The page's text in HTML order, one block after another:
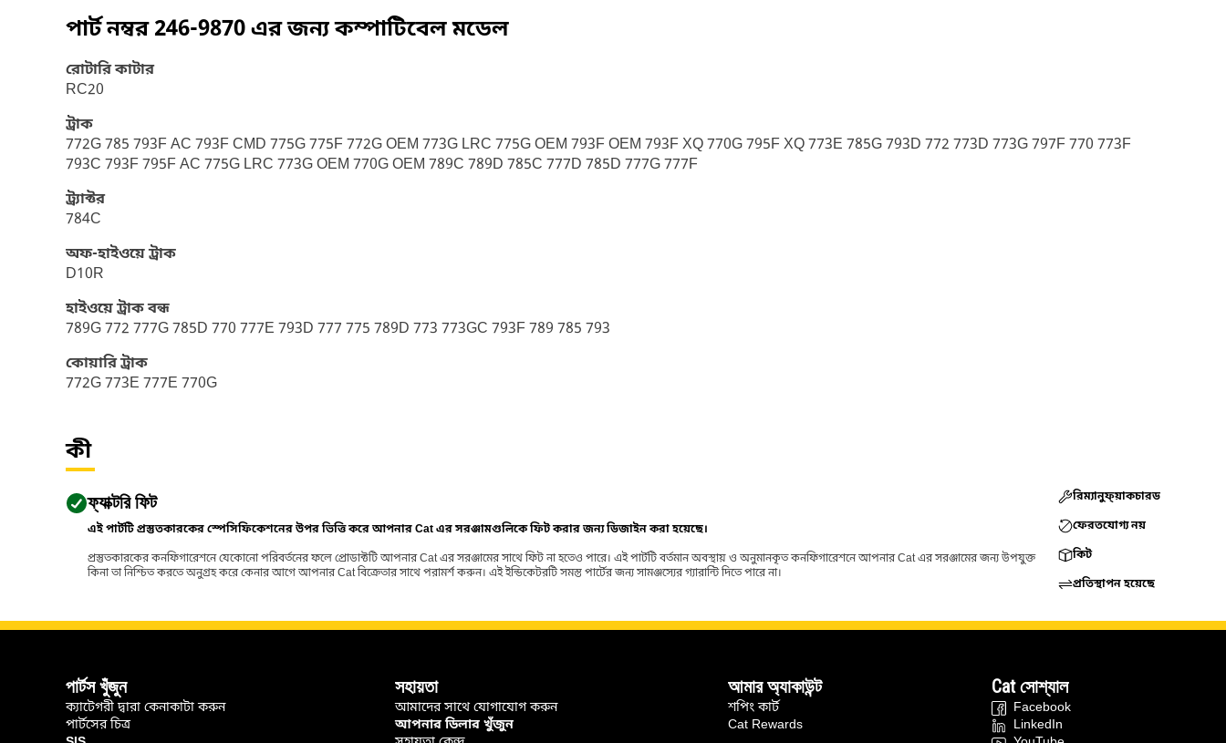
পার্ট নম্বর246-9870এর জন্য কম্পাটিবেল মডেল
রোটারি কাটার
RC20
ট্রাক
772G 785 793F AC 793F CMD 775G 775F 772G OEM 773G LRC 775G OEM 793F OEM 793F XQ 770G 795F XQ 773E 785G 793D 772 773D 773G 797F 770 773F
793C 793F 795F AC 775G LRC 773G OEM 770G OEM 789C 789D 785C 777D 785D 777G 777F
ট্র্যাক্টর
784C
অফ-হাইওয়ে ট্রাক
D10R
হাইওয়ে ট্রাক বন্ধ
789G 772 777G 785D 770 777E 793D 777 775 789D 773 773GC 793F 789 785 793
কোয়ারি ট্রাক
772G 773E 777E 770G
কী
ফ্যাক্টরি ফিট
এই পার্টটি প্রস্তুতকারকের স্পেসিফিকেশনের উপর ভিত্তি করে আপনার Cat এর সরঞ্জামগুলিকে ফিট করার জন্য ডিজাইন করা হয়েছে।
প্রস্তুতকারকের কনফিগারেশনে যেকোনো পরিবর্তনের ফলে প্রোডাক্টটি আপনার Cat এর সরঞ্জামের সাথে ফিট না হতেও পারে। এই পার্টটি বর্তমান অবস্থায় ও অনুমানকৃত কনফিগারেশনে আপনার Cat এর সরঞ্জামের জন্য উপযুক্ত
কিনা তা নিশ্চিত করতে অনুগ্রহ করে কেনার আগে আপনার Cat বিক্রেতার সাথে পরামর্শ করুন। এই ইন্ডিকেটরটি সমস্ত পার্টের জন্য সামঞ্জস্যের গ্যারান্টি দিতে পারে না।
রিম্যানুফ্য়াকচারড
ফেরতযোগ্য নয়
কিট
প্রতিস্থাপন হয়েছে
পার্টস খুঁজুন
ক্যাটেগরী দ্বারা কেনাকাটা করুন
পার্টসের চিত্র
সহায়তা
আমাদের সাথে যোগাযোগ করুন
আপনার ডিলার খুঁজুন
আমার অ্যাকাউন্ট
শপিং কার্ট
Cat Rewards
Cat সোশ্যাল
Facebook
LinkedIn